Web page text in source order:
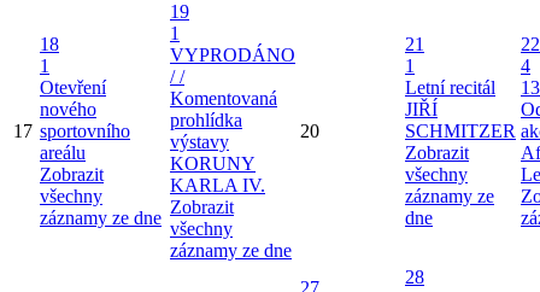
17
18
1
Otevření
nového
sportovního
areálu
Zobrazit
všechny
záznamy ze dne
19
1
VYPRODÁNO
/ /
Komentovaná
prohlídka
výstavy
KORUNY
KARLA IV.
Zobrazit
všechny
záznamy ze dne
20
21
1
Letní recitál
JIŘÍ
SCHMITZER
Zobrazit
všechny
záznamy ze
dne
22
4
28